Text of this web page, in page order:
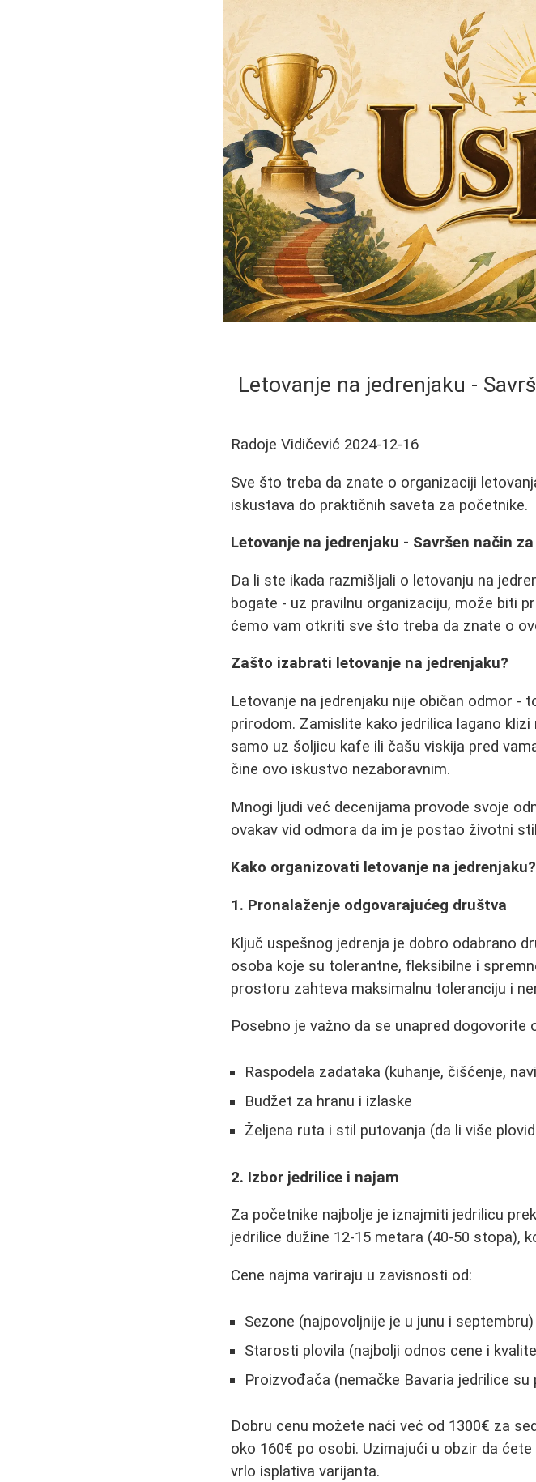
Letovanje na jedrenjaku -
Radoje Vidičević 2024-12-16
Sve što treba da znate o organizaciji
iskustava do praktičnih saveta za početnike.
Letovanje na jedrenjaku - Savršen način
Da li ste ikada razmišljali o letovanju na
bogate - uz pravilnu organizaciju, može biti
ćemo vam otkriti sve što treba da znate o
Zašto izabrati letovanje na jedrenjaku?
Letovanje na jedrenjaku nije običan odmor -
prirodom. Zamislite kako jedrilica lagano
samo uz šoljicu kafe ili čašu viskija pred
čine ovo iskustvo nezaboravnim.
Mnogi ljudi već decenijama provode svoje
ovakav vid odmora da im je postao životni
Kako organizovati letovanje na jedrenjaku?
1. Pronalaženje odgovarajućeg društva
Ključ uspešnog jedrenja je dobro odabrano
osoba koje su tolerantne, fleksibilne i
prostoru zahteva maksimalnu toleranciju i
Posebno je važno da se unapred dogovorite
Raspodela zadataka (kuhanje, čišćenje,
Budžet za hranu i izlaske
Željena ruta i stil putovanja (da li više
2. Izbor jedrilice i najam
Za početnike najbolje je iznajmiti jedrilicu
jedrilice dužine 12-15 metara (40-50 stopa),
Cene najma variraju u zavisnosti od:
Sezone (najpovoljnije je u junu i septembru)
Starosti plovila (najbolji odnos cene i
Proizvođača (nemačke Bavaria jedrilice su
Dobru cenu možete naći već od 1300€ za
oko 160€ po osobi. Uzimajući u obzir da
vrlo isplativa varijanta.